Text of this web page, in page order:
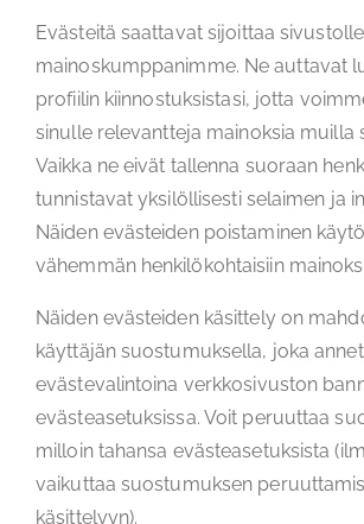
Evästeitä saattavat sijoittaa
mainoskumppanimme. Ne auttavat
profiilin kiinnostuksistasi, jotta
sinulle relevantteja mainoksia muilla
Vaikka ne eivät tallenna suoraan
tunnistavat yksilöllisesti selaimen ja
Näiden evästeiden poistaminen
vähemmän henkilökohtaisiin
Näiden evästeiden käsittely on
käyttäjän suostumuksella, joka
evästevalintoina verkkosivuston
evästeasetuksissa. Voit peruuttaa
milloin tahansa evästeasetuksista
vaikuttaa suostumuksen
käsittelyyn).